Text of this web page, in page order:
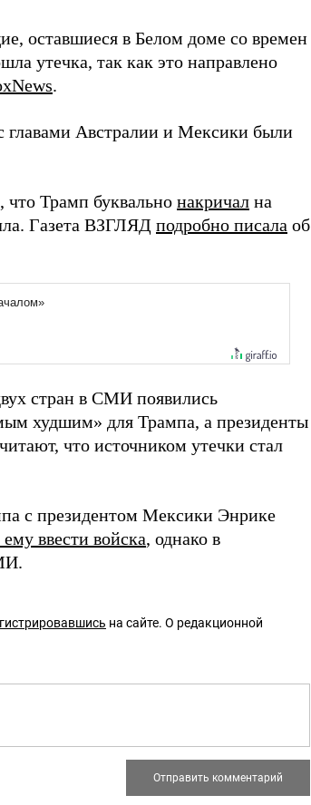
оставшиеся в Белом доме со времен
утечка, так как это направлено
.
главами Австралии и Мексики были
Трамп буквально накричал на
Газета ВЗГЛЯД подробно писала об
стран в СМИ появились
худшим» для Трампа, а президенты
что источником утечки стал
с президентом Мексики Энрике
ввести войска, однако в
на сайте. О редакционной